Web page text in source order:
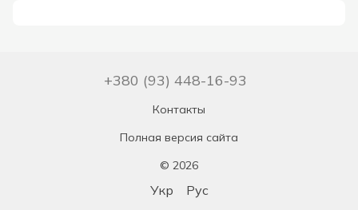
+380 (93) 448-16-93
Контакты
Полная версия сайта
© 2026
Укр Рус